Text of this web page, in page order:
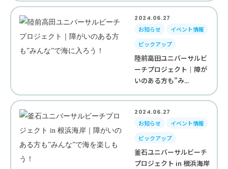
2024.06.27
お知らせ
イベント情報
ピックアップ
陸前高田ユニバーサルビ
ーチプロジェクト｜障が
いのある方も”み...
2024.06.27
お知らせ
イベント情報
ピックアップ
釜石ユニバーサルビーチ
プロジェクト in 根浜海岸